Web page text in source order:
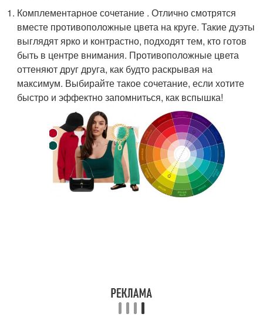
Комплементарное сочетание . Отлично смотрятся
вместе противоположные цвета на круге. Такие дуэты
выглядят ярко и контрастно, подходят тем, кто готов
быть в центре внимания. Противоположные цвета
оттеняют друг друга, как будто раскрывая на
максимум. Выбирайте такое сочетание, если хотите
быстро и эффектно запомниться, как вспышка!